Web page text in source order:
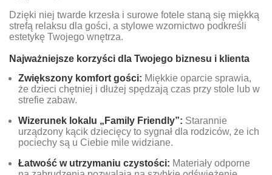
Dzięki niej twarde krzesła i surowe fotele staną się miękką
strefą relaksu dla gości, a stylowe wzornictwo podkreśli
estetykę Twojego wnętrza.
Najważniejsze korzyści dla Twojego biznesu i klienta
Zwiększony komfort gości: Miękkie oparcie sprawia,
że dzieci chętniej i dłużej spędzają czas przy stole lub w
strefie zabaw.
Wizerunek lokalu „Family Friendly”: Starannie
urządzony kącik dziecięcy to sygnał dla rodziców, że ich
pociechy są u Ciebie mile widziane.
Łatwość w utrzymaniu czystości: Materiały odporne